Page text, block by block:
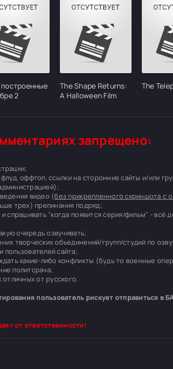
2
The Shape Returns:
A Halloween Film
The
запрещено:
флуд, оффтоп, ссылки на сторонние сайты и/или
видео (без прикрепленного скриншота с
трех) препинания подряд;
спрашивать "когда появится серия/фильм" - всё
очередь озвучивать;
творческих объединений/групп/студий по
пользователей сайта;
какие-либо конфликты (будь то военные
политсрача;
отличных от русского.
пользователь рискует отправиться в
от ответственности!